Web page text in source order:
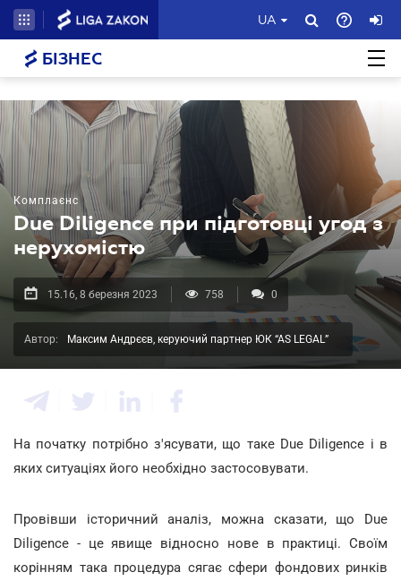
UA
БІЗНЕС
Комплаєнс
Due Diligence при підготовці угод з
нерухомістю
15.16, 8 березня 2023 758 0
Автор: Максим Андрєєв, керуючий партнер ЮК “AS LEGAL”
На початку потрібно з'ясувати, що таке Due Diligence і в
яких ситуаціях його необхідно застосовувати.
Провівши історичний аналіз, можна сказати, що Due
Diligence - це явище відносно нове в практиці. Своїм
корінням така процедура сягає сфери фондових ринків